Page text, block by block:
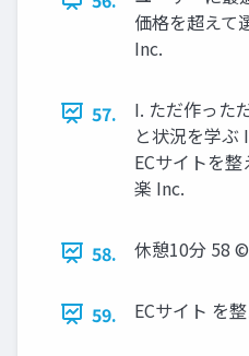
価格を超えて
Inc.
57.
I. ただ作った
と状況を学ぶ
ECサイトを
楽 Inc.
58. 休憩10分 58
59. ECサイト を